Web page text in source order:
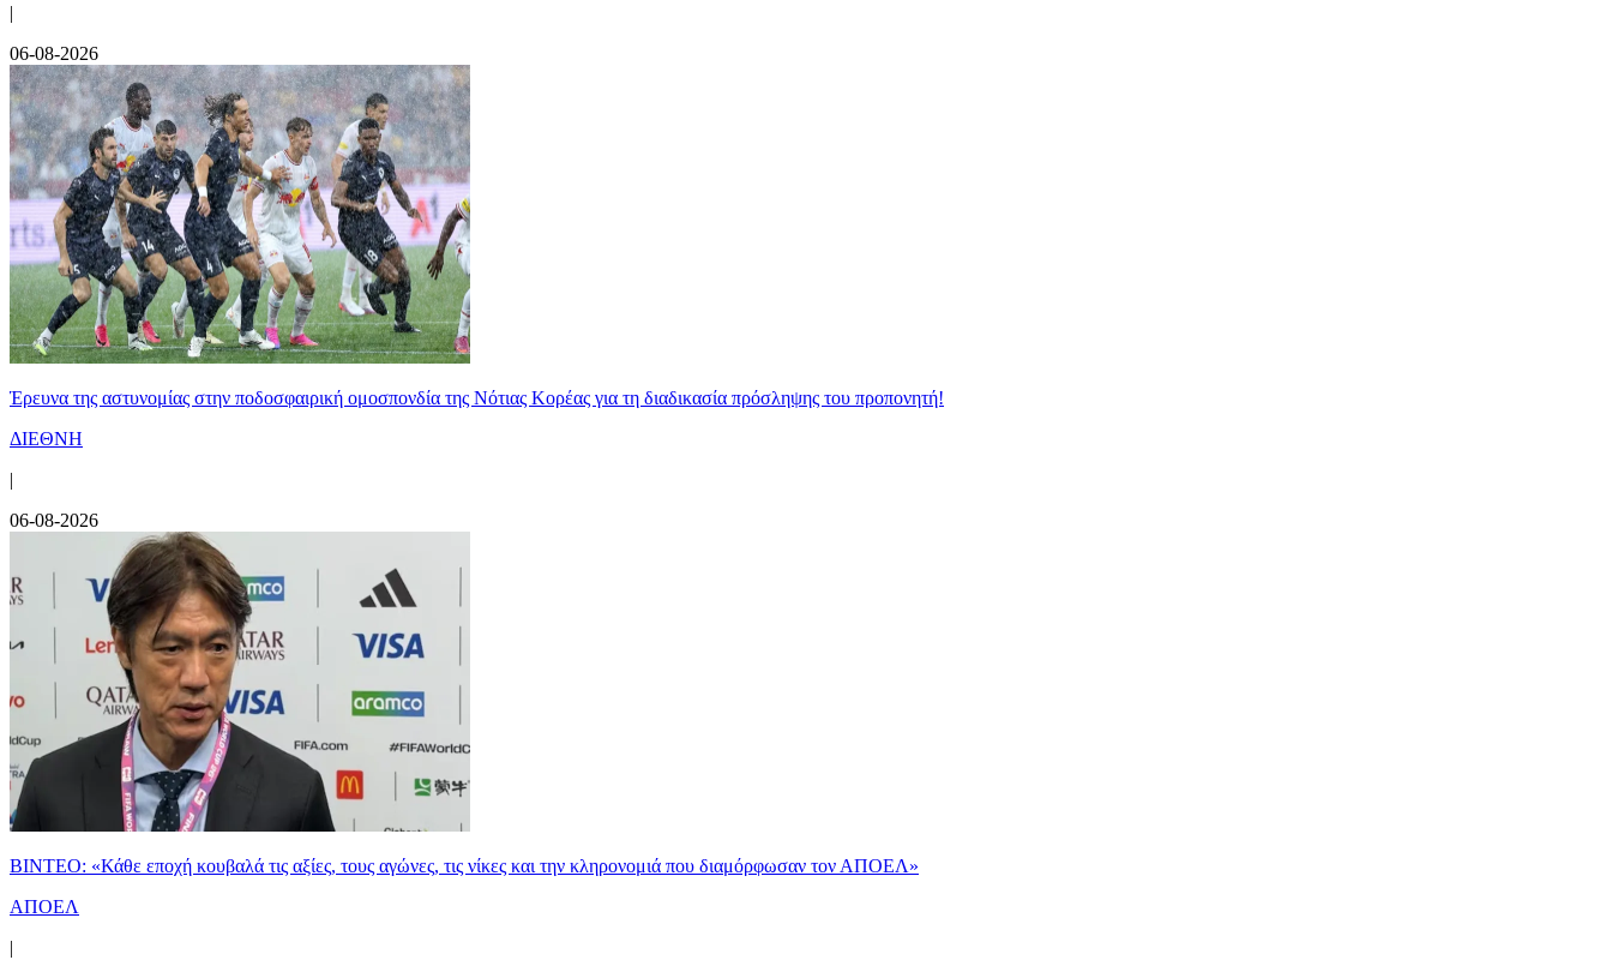
|
06-08-2026
Έρευνα της αστυνομίας στην ποδοσφαιρική ομοσπονδία της Νότιας Κορέας για τη διαδικασία πρόσληψης του προπονητή!
ΔΙΕΘΝΗ
|
06-08-2026
ΒΙΝΤΕΟ: «Κάθε εποχή κουβαλά τις αξίες, τους αγώνες, τις νίκες και την κληρονομιά που διαμόρφωσαν τον ΑΠΟΕΛ»
ΑΠΟΕΛ
|